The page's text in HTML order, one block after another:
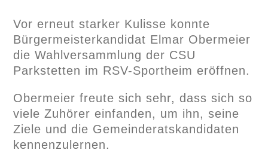
Vor erneut starker Kulisse konnte
Bürgermeisterkandidat Elmar Obermeier
die Wahlversammlung der CSU
Parkstetten im RSV-Sportheim eröffnen.
Obermeier freute sich sehr, dass sich so
viele Zuhörer einfanden, um ihn, seine
Ziele und die Gemeinderatskandidaten
kennenzulernen.